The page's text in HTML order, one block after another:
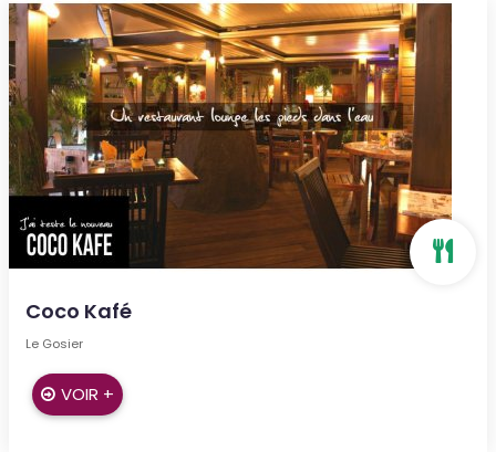
Coco Kafé
Le Gosier
VOIR +